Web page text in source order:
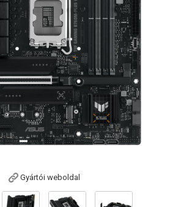
Gyártói weboldal